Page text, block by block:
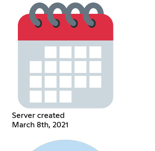
Server created
March 8th, 2021